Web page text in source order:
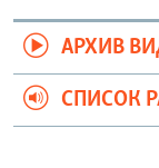
АРХИВ
СПИСОК